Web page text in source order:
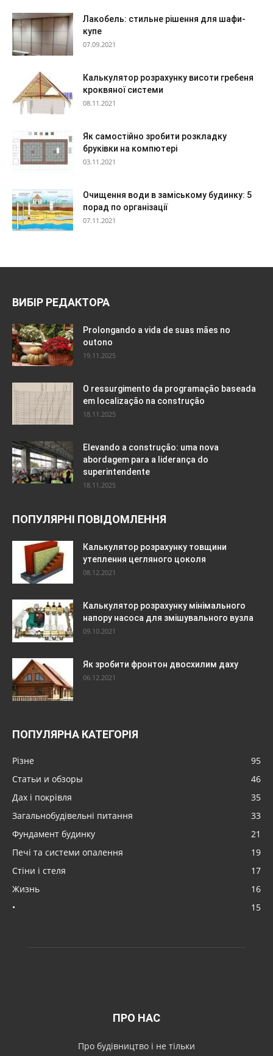
Лакобель: стильне рішення для шафи-
купе
07.09.2021
Калькулятор розрахунку висоти гребеня
кроквяної системи
08.11.2021
Як самостійно зробити розкладку
бруківки на компютері
03.11.2021
Очищення води в заміському будинку: 5
порад по організації
07.11.2021
ВИБІР РЕДАКТОРА
Prolongando a vida de suas mães no
outono
19.11.2025
O ressurgimento da programação baseada
em localização na construção
18.11.2025
Elevando a construção: uma nova
abordagem para a liderança do
superintendente
18.11.2025
ПОПУЛЯРНІ ПОВІДОМЛЕННЯ
Калькулятор розрахунку товщини
утеплення цегляного цоколя
08.12.2021
Калькулятор розрахунку мінімального
напору насоса для змішувального вузла
09.10.2021
Як зробити фронтон двосхилим даху
06.12.2021
ПОПУЛЯРНА КАТЕГОРІЯ
Різне
95
Статьи и обзоры
46
Дах і покрівля
35
Загальнобудівельні питання
33
Фундамент будинку
21
Печі та системи опалення
19
Стіни і стеля
17
Жизнь
16
•
15
ПРО НАС
Про будівництво і не тільки